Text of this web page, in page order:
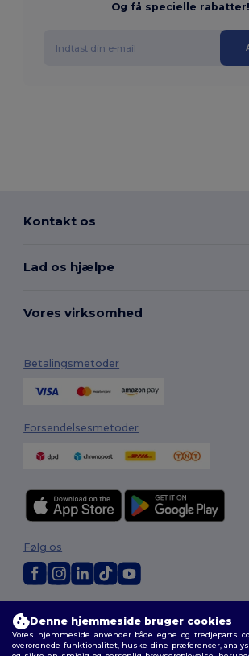
Og få specielle rabatter!
Kontakt os
Lad os hjælpe
Vores virksomhed
Betalingsmetoder
Forsendelsesmetoder
Vilkår og Betingelser|Tilpasset politik |
cookies|Sitemap
Følg os
Denne hjemmeside bruger cookies
Vores hjemmeside anvender både egne og tredjeparts
overordnede funktionalitet, huske dine præferencer,